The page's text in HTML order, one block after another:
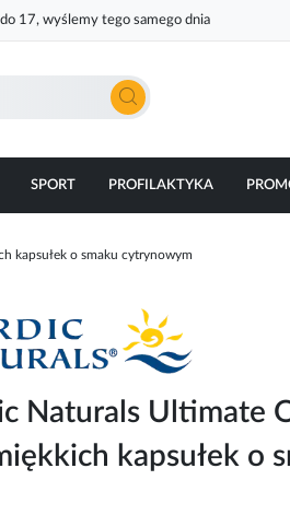
17, wyślemy tego samego dnia
Szukaj
SPORT PROFILAKTYKA
kapsułek o smaku cytrynowym
Naturals Ultimate
kapsułek o